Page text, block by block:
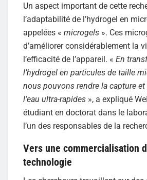
Un aspect important de cette
l’adaptabilité de l’hydrogel en
appelées « microgels ». Ces
d’améliorer considérablement la
l’efficacité de l’appareil. « En
l’hydrogel en particules de taille
nous pouvons rendre la capture
l’eau ultra-rapides », a expliqué
étudiant en doctorat dans le
l’un des responsables de la
Vers une commercialisation
technologie